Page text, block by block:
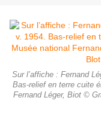
Sur l’affiche : Fernand
Bas-relief en terre cuite
Fernand Léger, Biot ©